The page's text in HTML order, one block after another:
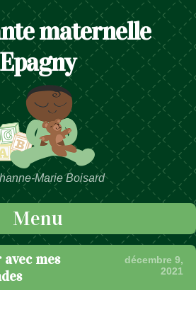
maternelle
Epagny
Marie Boisard
Menu
mes
décembre 9,
2021